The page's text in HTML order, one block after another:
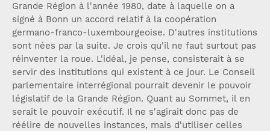
Grande Région à l'année 1980, date à laquelle on a
signé à Bonn un accord relatif à la coopération
germano-franco-luxembourgeoise. D'autres institutions
sont nées par la suite. Je crois qu'il ne faut surtout pas
réinventer la roue. L'idéal, je pense, consisterait à se
servir des institutions qui existent à ce jour. Le Conseil
parlementaire interrégional pourrait devenir le pouvoir
législatif de la Grande Région. Quant au Sommet, il en
serait le pouvoir exécutif. Il ne s'agirait donc pas de
réélire de nouvelles instances, mais d'utiliser celles